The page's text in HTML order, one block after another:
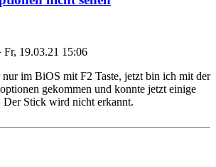
Fr, 19.03.21 15:06
im BiOS mit F2 Taste, jetzt bin ich mit der
gekommen und konnte jetzt einige
Der Stick wird nicht erkannt.